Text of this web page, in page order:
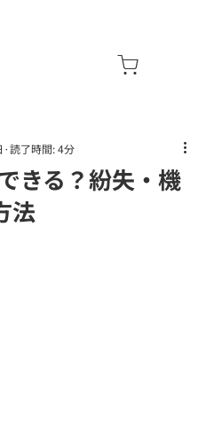
きる？紛失・機
法
読了時間: 4分